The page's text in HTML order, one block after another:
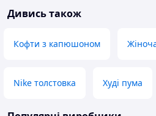
Дивись також
Кофти з капюшоном
Nike толстовка Худі пума